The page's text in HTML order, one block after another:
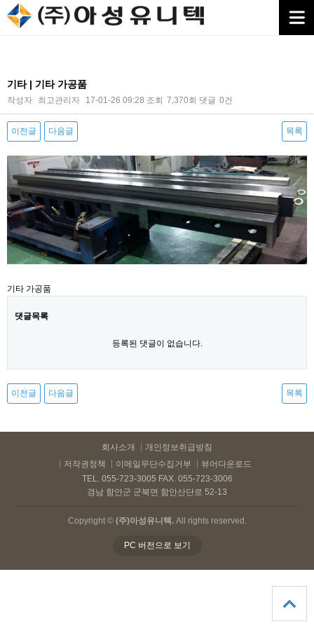
기타 | 기타 가공품
작성자 최고관리자 17-01-26 09:28 조회 7,370회 댓글 0건
이전글 다음글 목록
본문
기타 가공품
댓글목록
등록된 댓글이 없습니다.
이전글 다음글 목록
회사소개
개인정보취급방침
저작권정책
이메일무단수집거부
뷰어다운로드
TEL. 055-723-3005 FAX. 055-723-3006
경남 함안군 군북면 함안산단로 52-13
Copyright © (주)아성유니텍.All rights reserved.
PC 버전으로 보기